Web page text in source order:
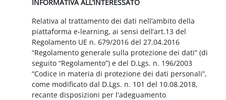
INFORMATIVA ALL’INTERESSATO
Relativa al trattamento dei dati nell’ambito della
piattaforma e-learning, ai sensi dell’art.13 del
Regolamento UE n. 679/2016 del 27.04.2016
“Regolamento generale sulla protezione dei dati” (di
seguito “Regolamento”) e del D.Lgs. n. 196/2003
“Codice in materia di protezione dei dati personali”,
come modificato dal D.Lgs. n. 101 del 10.08.2018,
recante disposizioni per l'adeguamento